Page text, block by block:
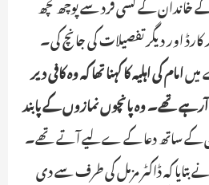
اور دیگر تفصیلات کی جانچ کی۔
میںامام کی اہلیہ کا کہنا تھا کہ وہ کافی دیر
تھے۔ وہ پانچوں نمازوں کے پابند
کے ساتھ دعا کے ےلیے آتے تھے۔
بتایا کہ ڈاکٹر مزمل کی طرف سے دی